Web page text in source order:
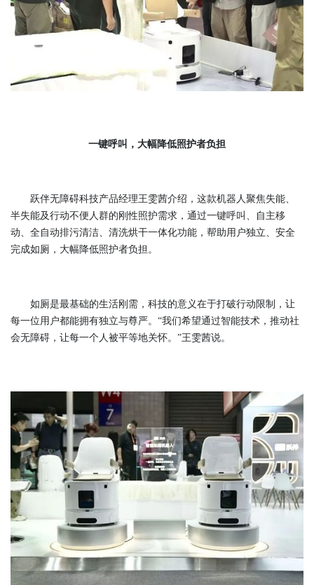
一键呼叫，大幅降低照护者负担
跃伴无障碍科技产品经理王雯茜介绍，这款机器人聚焦失能、
半失能及行动不便人群的刚性照护需求，通过一键呼叫、自主移
动、全自动排污清洁、清洗烘干一体化功能，帮助用户独立、安全
完成如厕，大幅降低照护者负担。
如厕是最基础的生活刚需，科技的意义在于打破行动限制，让
每一位用户都能拥有独立与尊严。“我们希望通过智能技术，推动社
会无障碍，让每一个人被平等地关怀。”王雯茜说。